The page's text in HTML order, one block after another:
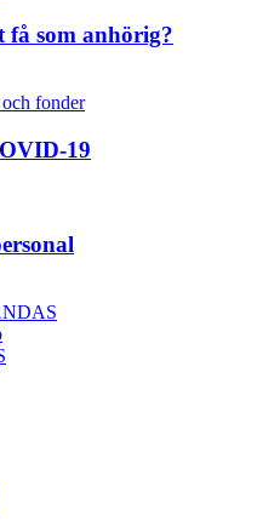
som anhörig?
fonder
19